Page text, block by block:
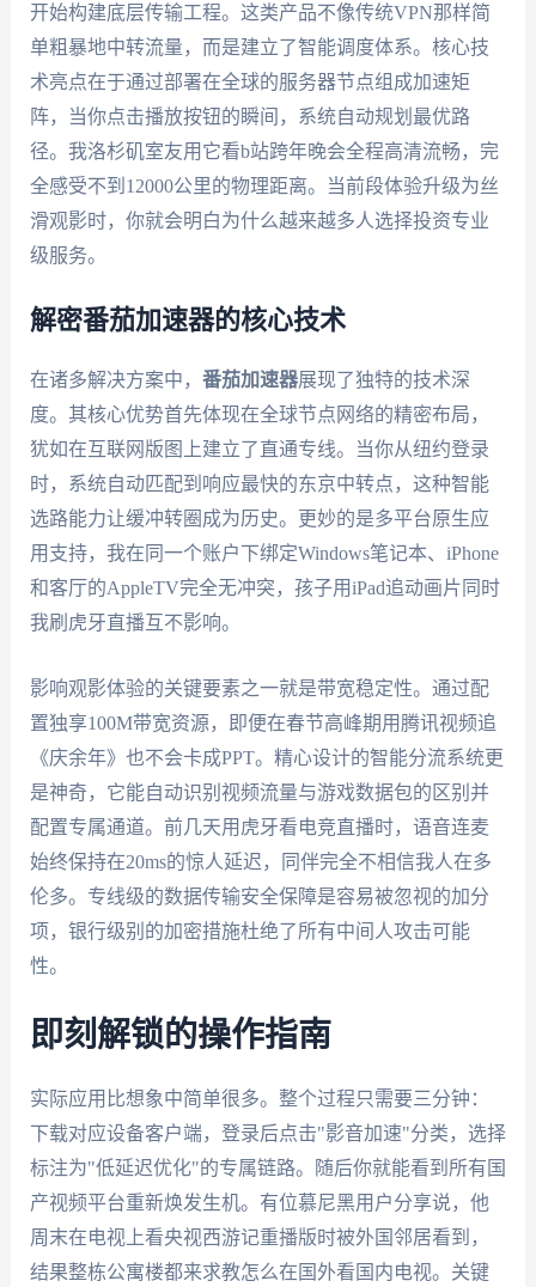
开始构建底层传输工程。这类产品不像传统VPN那样简
单粗暴地中转流量，而是建立了智能调度体系。核心技
术亮点在于通过部署在全球的服务器节点组成加速矩
阵，当你点击播放按钮的瞬间，系统自动规划最优路
径。我洛杉矶室友用它看b站跨年晚会全程高清流畅，完
全感受不到12000公里的物理距离。当前段体验升级为丝
滑观影时，你就会明白为什么越来越多人选择投资专业
级服务。
解密番茄加速器的核心技术
在诸多解决方案中， 番茄加速器展现了独特的技术深
度。其核心优势首先体现在全球节点网络的精密布局，
犹如在互联网版图上建立了直通专线。当你从纽约登录
时，系统自动匹配到响应最快的东京中转点，这种智能
选路能力让缓冲转圈成为历史。更妙的是多平台原生应
用支持，我在同一个账户下绑定Windows笔记本、iPhone
和客厅的AppleTV完全无冲突，孩子用iPad追动画片同时
我刷虎牙直播互不影响。
影响观影体验的关键要素之一就是带宽稳定性。通过配
置独享100M带宽资源，即便在春节高峰期用腾讯视频追
《庆余年》也不会卡成PPT。精心设计的智能分流系统更
是神奇，它能自动识别视频流量与游戏数据包的区别并
配置专属通道。前几天用虎牙看电竞直播时，语音连麦
始终保持在20ms的惊人延迟，同伴完全不相信我人在多
伦多。专线级的数据传输安全保障是容易被忽视的加分
项，银行级别的加密措施杜绝了所有中间人攻击可能
性。
即刻解锁的操作指南
实际应用比想象中简单很多。整个过程只需要三分钟：
下载对应设备客户端，登录后点击"影音加速"分类，选择
标注为"低延迟优化"的专属链路。随后你就能看到所有国
产视频平台重新焕发生机。有位慕尼黑用户分享说，他
周末在电视上看央视西游记重播版时被外国邻居看到，
结果整栋公寓楼都来求教怎么在国外看国内电视。关键